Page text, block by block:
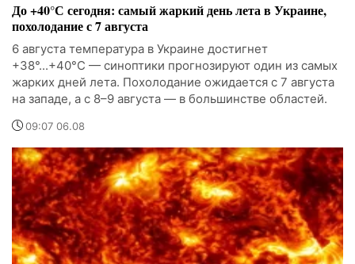
До +40°С сегодня: самый жаркий день лета в Украине,
похолодание с 7 августа
6 августа температура в Украине достигнет
+38°...+40°С — синоптики прогнозируют один из самых
жарких дней лета. Похолодание ожидается с 7 августа
на западе, а с 8–9 августа — в большинстве областей.
09:07 06.08